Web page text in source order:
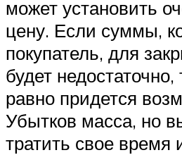
может установить
цену. Если суммы,
покупатель, для
будет
равно придется
Убытков масса, но
тратить свое время